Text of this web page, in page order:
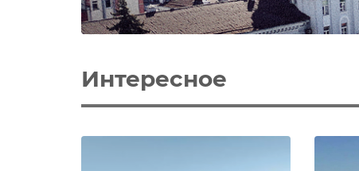
Интересное